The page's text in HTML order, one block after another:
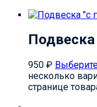
Подвеска
950 ₽
несколько
странице